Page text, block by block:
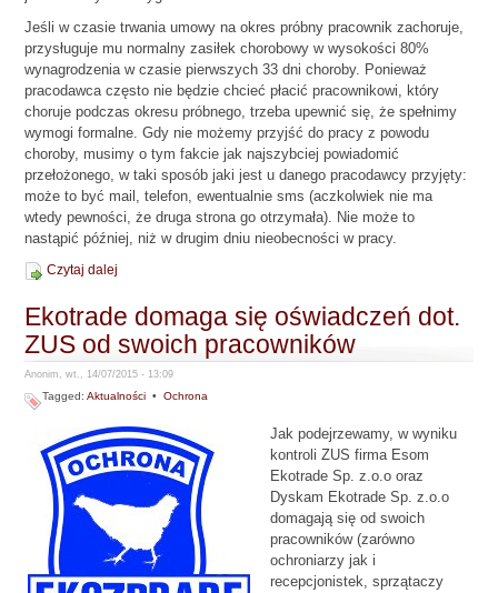
Jeśli w czasie trwania umowy na okres próbny pracownik zachoruje,
przysługuje mu normalny zasiłek chorobowy w wysokości 80%
wynagrodzenia w czasie pierwszych 33 dni choroby. Ponieważ
pracodawca często nie będzie chcieć płacić pracownikowi, który
choruje podczas okresu próbnego, trzeba upewnić się, że spełnimy
wymogi formalne. Gdy nie możemy przyjść do pracy z powodu
choroby, musimy o tym fakcie jak najszybciej powiadomić
przełożonego, w taki sposób jaki jest u danego pracodawcy przyjęty:
może to być mail, telefon, ewentualnie sms (aczkolwiek nie ma
wtedy pewności, że druga strona go otrzymała). Nie może to
nastąpić później, niż w drugim dniu nieobecności w pracy.
Czytaj dalej
Ekotrade domaga się oświadczeń dot.
ZUS od swoich pracowników
Anonim, wt., 14/07/2015 - 13:09
Tagged:Aktualności •Ochrona
Jak podejrzewamy, w wyniku
kontroli ZUS firma Esom
Ekotrade Sp. z.o.o oraz
Dyskam Ekotrade Sp. z.o.o
domagają się od swoich
pracowników (zarówno
ochroniarzy jak i
recepcjonistek, sprzątaczy